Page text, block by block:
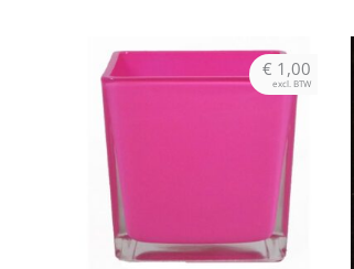
€ 1,00
excl. BTW